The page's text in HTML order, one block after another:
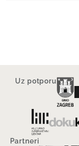
Uz potporu
Partneri